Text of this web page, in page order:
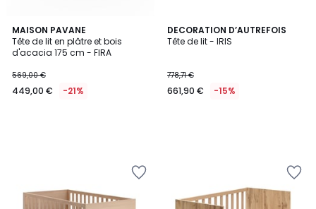
MAISON PAVANE
Tête de lit en plâtre et bois
d'acacia 175 cm - FIRA
569,00 €
449,00 € -21%
DECORATION D’AUTREFOIS
Tête de lit - IRIS
778,71 €
661,90 € -15%